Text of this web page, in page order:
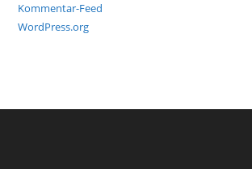
Kommentar-Feed
WordPress.org